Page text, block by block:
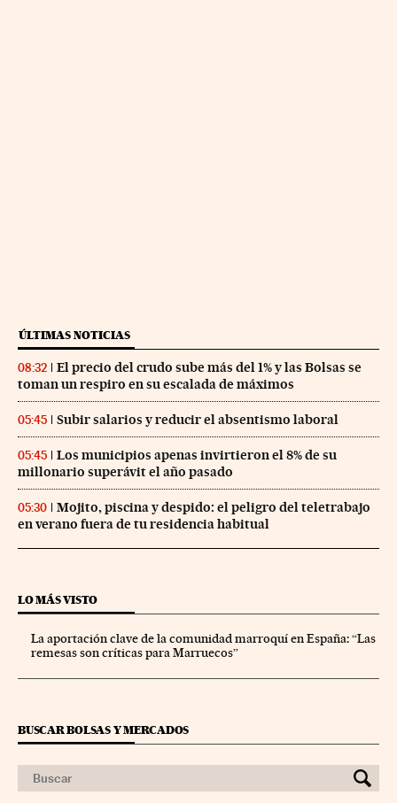
ÚLTIMAS NOTICIAS
08:32
El precio del crudo sube más del 1% y las Bolsas se
toman un respiro en su escalada de máximos
05:45 Subir salarios y reducir el absentismo laboral
05:45
Los municipios apenas invirtieron el 8% de su
millonario superávit el año pasado
05:30
Mojito, piscina y despido: el peligro del teletrabajo
en verano fuera de tu residencia habitual
LO MÁS VISTO
La aportación clave de la comunidad marroquí en España: “Las
remesas son críticas para Marruecos”
BUSCAR BOLSAS Y MERCADOS